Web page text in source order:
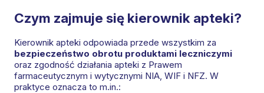
Czym zajmuje się kierownik apteki?
Kierownik apteki odpowiada przede wszystkim za
bezpieczeństwo obrotu produktami leczniczymi
oraz zgodność działania apteki z Prawem
farmaceutycznym i wytycznymi NIA, WIF i NFZ. W
praktyce oznacza to m.in.: